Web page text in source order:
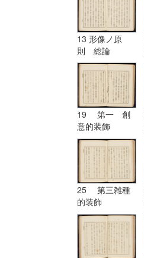
13 形像ノ原
則 総論
19 第一 創
意的装飾
25 第三雑種
的装飾